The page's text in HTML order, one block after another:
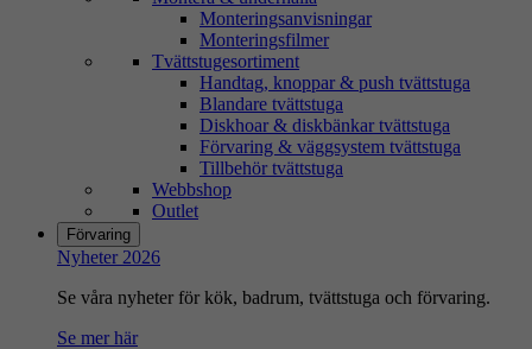
Monteringsanvisningar
Monteringsfilmer
Tvättstugesortiment
Handtag, knoppar & push tvättstuga
Blandare tvättstuga
Diskhoar & diskbänkar tvättstuga
Förvaring & väggsystem tvättstuga
Tillbehör tvättstuga
Webbshop
Outlet
Förvaring
Nyheter 2026
Se våra nyheter för kök, badrum, tvättstuga och förvaring.
Se mer här